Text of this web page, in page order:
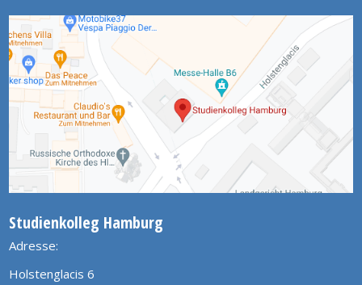
Studienkolleg Hamburg
Adresse:
Holstenglacis 6